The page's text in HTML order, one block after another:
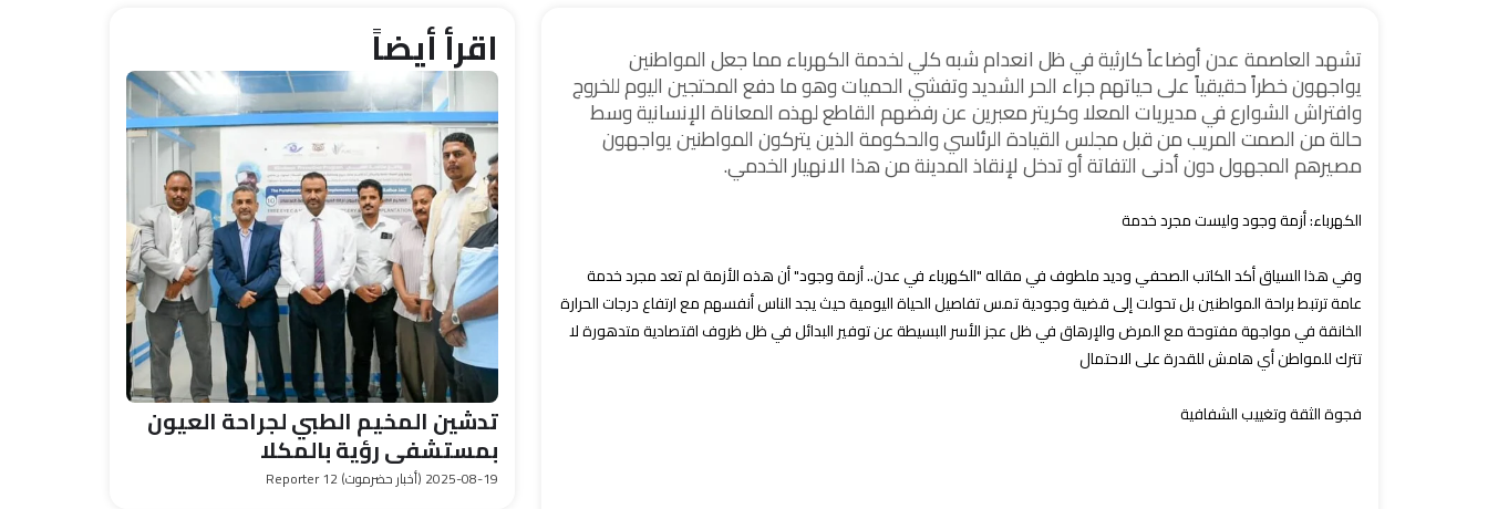
تشهد العاصمة عدن أوضاعاً كارثية في ظل انعدام شبه كلي لخدمة الكهرباء مما جعل المواطنين
يواجهون خطراً حقيقياً على حياتهم جراء الحر الشديد وتفشي الحميات وهو ما دفع المحتجين اليوم للخروج
وافتراش الشوارع في مديريات المعلا وكريتر معبرين عن رفضهم القاطع لهذه المعاناة الإنسانية وسط
حالة من الصمت المريب من قبل مجلس القيادة الرئاسي والحكومة الذين يتركون المواطنين يواجهون
مصيرهم المجهول دون أدنى التفاتة أو تدخل لإنقاذ المدينة من هذا الانهيار الخدمي.
الكهرباء: أزمة وجود وليست مجرد خدمة
وفي هذا السياق أكد الكاتب الصحفي وديد ملطوف في مقاله "الكهرباء في عدن.. أزمة وجود" أن هذه الأزمة لم تعد مجرد خدمة
عامة ترتبط براحة المواطنين بل تحولت إلى قضية وجودية تمس تفاصيل الحياة اليومية حيث يجد الناس أنفسهم مع ارتفاع درجات الحرارة
الخانقة في مواجهة مفتوحة مع المرض والإرهاق في ظل عجز الأسر البسيطة عن توفير البدائل في ظل ظروف اقتصادية متدهورة لا
تترك للمواطن أي هامش للقدرة على الاحتمال
فجوة الثقة وتغييب الشفافية
اقرأ أيضاً
تدشين المخيم الطبي لجراحة العيون
بمستشفى رؤية بالمكلا
2025-08-19 (أخبار حضرموت) Reporter 12